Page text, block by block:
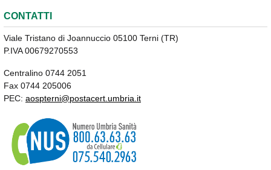
CONTATTI
Viale Tristano di Joannuccio 05100 Terni (TR)
P.IVA 00679270553
Centralino 0744 2051
Fax 0744 205006
PEC: aospterni@postacert.umbria.it